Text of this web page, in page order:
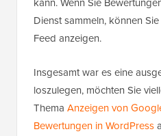
Dienst sammeln, können
Feed anzeigen.
Insgesamt war es eine
loszulegen, möchten Sie
Thema Anzeigen von
Bewertungen in WordPress